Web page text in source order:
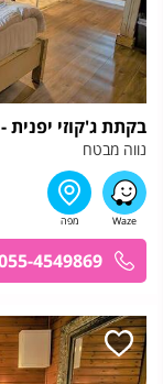
בקתת ג'קוזי יפנית
נווה מבטח
4549869